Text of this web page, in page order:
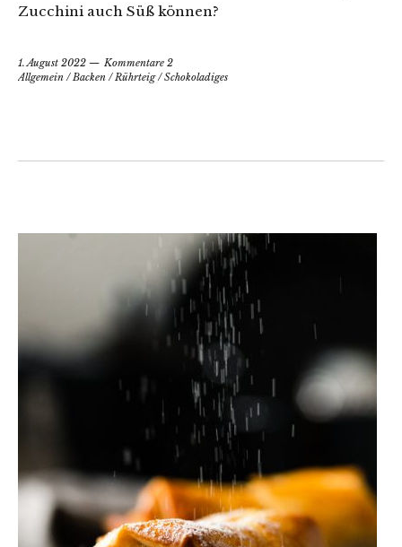
Zucchini auch Süß können?
1. August 2022
Kommentare 2
Allgemein /Backen /Rührteig/Schokoladiges